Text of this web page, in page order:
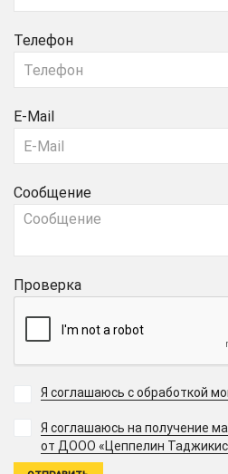
Телефон
E-Mail
Сообщение
Проверка
Я соглашаюсь с обработкой
Я соглашаюсь на получение
от ДООО «Цеппелин